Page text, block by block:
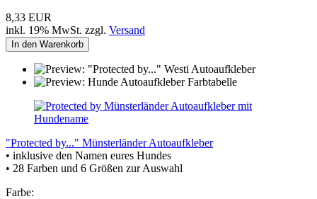
8,33 EUR
inkl. 19% MwSt. zzgl. Versand
In den Warenkorb
"Protected by..." Münsterländer Autoaufkleber
• inklusive den Namen eures Hundes
• 28 Farben und 6 Größen zur Auswahl
Farbe: